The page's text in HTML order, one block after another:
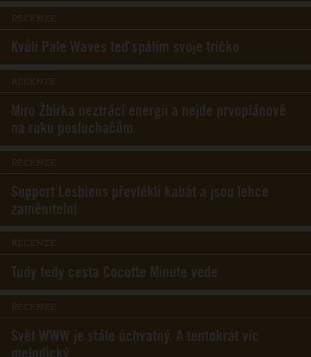
RECENZE
Kvůli Pale Waves teď spálím svoje tričko
RECENZE
Miro Žbirka neztrácí energii a nejde prvoplánově
na ruku posluchačům
RECENZE
Support Lesbiens převlékli kabát a jsou lehce
zaměnitelní
RECENZE
Tudy tedy cesta Cocotte Minute vede
RECENZE
Svět WWW je stále úchvatný. A tentokrát víc
melodický